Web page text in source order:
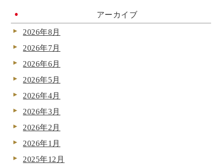
アーカイブ
2026年8月
2026年7月
2026年6月
2026年5月
2026年4月
2026年3月
2026年2月
2026年1月
2025年12月